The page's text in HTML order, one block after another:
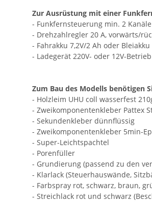
Zur Ausrüstung mit einer
- Funkfernsteuerung min. 2
- Drehzahlregler 20 A, vorwärts/
- Fahrakku 7,2V/2 Ah oder Bleiakku
- Ladegerät 220V- oder 12V-Betrieb
Zum Bau des Modells benötigen
- Holzleim UHU coll wasserfest
- Zweikomponentenkleber Pattex
- Sekundenkleber dünnflüssig
- Zweikomponentenkleber 5min-
- Super-Leichtspachtel
- Porenfüller
- Grundierung (passend zu den
- Klarlack (Steuerhauswände,
- Farbspray rot, schwarz, braun,
- Streichlack rot und schwarz